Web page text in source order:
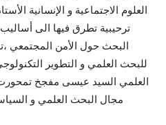
العلوم الاجتماعية و الإنسانية
ترحيبية تطرق فيها الى
البحث حول الأمن المجتمعي
للبحث العلمي و التطوير
العلمي السيد عيسى مفجخ تمحورت
مجال البحث العلمي و